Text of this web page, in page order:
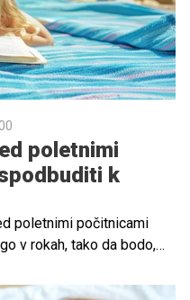
poletnimi
k
poletnimi počitnicami
v rokah, tako da bodo,
pa se bodo na ta